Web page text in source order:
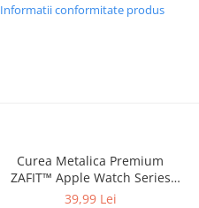
Informatii conformitate produs
Curea Metalica Premium
ZAFIT™ Apple Watch Series
10/9/8/7/SE2 si mai vechi,
39,99 Lei